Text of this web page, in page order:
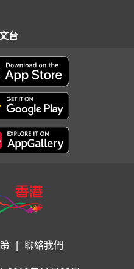
台
聯絡我們